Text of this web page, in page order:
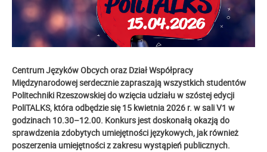
Centrum Języków Obcych oraz Dział Współpracy
Międzynarodowej serdecznie zapraszają wszystkich studentów
Politechniki Rzeszowskiej do wzięcia udziału w szóstej edycji
PoliTALKS, która odbędzie się 15 kwietnia 2026 r. w sali V1 w
godzinach 10.30–12.00. Konkurs jest doskonałą okazją do
sprawdzenia zdobytych umiejętności językowych, jak również
poszerzenia umiejętności z zakresu wystąpień publicznych.